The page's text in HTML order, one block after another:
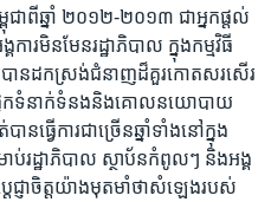
ពុជា​ពី​ឆ្នាំ ២០១២-២០១៣​ ជា​អ្នក​ផ្តល់​
រ​មិនមែន​រដ្ឋាភិបាល​ ក្នុង​កម្មវិធី​
ាន​ដកស្រង់​ជំនាញ​ដ៏​គួរ​កោតសរសើរ​
ផ្នែក​ទំនាក់​ទំនង​និង​គោលនយោបាយ​
ធ្វើការ​ជាច្រើន​ឆ្នាំ​ទាំង​នៅ​ក្នុង​
រដ្ឋាភិបាល​ ស្ថាប័ន​កំពូលៗ​ និង​អង្គ
ជ្ញា​ចិត្ត​យ៉ាង​មុតមាំ​ថា​សំឡេង​របស់​